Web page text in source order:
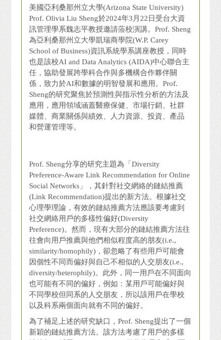
美國亞利桑那州立大學(Arizona State University)
Prof. Olivia Liu Sheng於2024年3月22日受台大資
訊管理學系魏志平教授邀請蒞校演講。Prof. Sheng
為亞利桑那州立大學凱瑞商學院(W.P. Carey
School of Business)資訊系統學系講座教授，同時
也是該校AI and Data Analytics (AIDA)中心聯合主
任，協助發展跨學科合作與多機構合作夥伴關
係，致力於AI和數據的明智發展和應用。Prof.
Sheng的研究聚焦於預測性與指示性分析的方法及
應用，應用領域涵蓋醫療保健、市場行銷、社群
媒體、商業關係與績效、人力資源、投資、產品
和營運管理等。
Prof. Sheng分享的研究主題為「Diversity
Preference-Aware Link Recommendation for Online
Social Networks」，其針對社交網絡的鏈結推薦
(Link Recommendation)提出的新方法。根據社交
心理學理論，有效的鏈結推薦方法應該要考慮到
社交網絡用戶的多樣性偏好(Diversity
Preference)。然而，現有大部分的鏈結推薦方法往
往會向用戶推薦與他們相似程度高的朋友(i.e.,
similarity/homophily)，卻忽略了有些用戶可能會
因個性不同而偏好與自己不相似的人交朋友(i.e.,
diversity/heterophily)。此外，同一用戶在不同面向
也可能有不同的偏好，例如：某用戶可能偏好與
不同學校但同系的人交朋友，所以該用戶在學校
以及科系兩個面向就有不同的偏好。
為了補足上述的研究缺口，Prof. Sheng提出了一個
新穎的鏈結推薦方法。該方法考慮了用戶的多樣